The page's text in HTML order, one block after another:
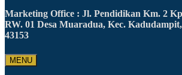
Marketing Office : Jl. Pendidikan Km. 2
RW. 01 Desa Muaradua, Kec.
43153
MENU